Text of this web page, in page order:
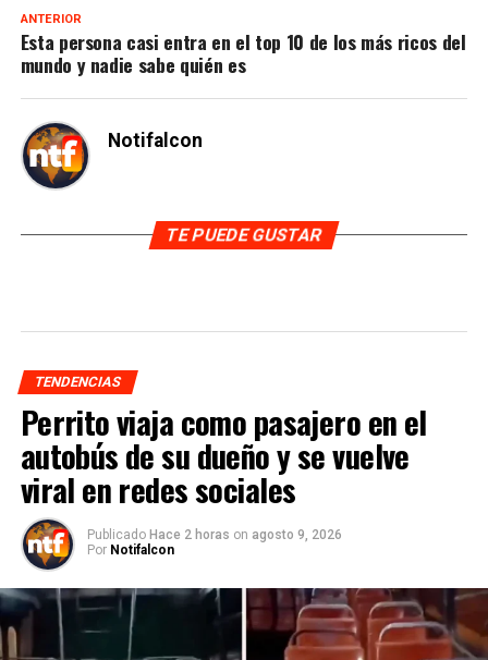
ANTERIOR
Esta persona casi entra en el top 10 de los más ricos del
mundo y nadie sabe quién es
Notifalcon
TE PUEDE GUSTAR
TENDENCIAS
Perrito viaja como pasajero en el
autobús de su dueño y se vuelve
viral en redes sociales
Publicado Hace 2 horas on agosto 9, 2026
Por Notifalcon